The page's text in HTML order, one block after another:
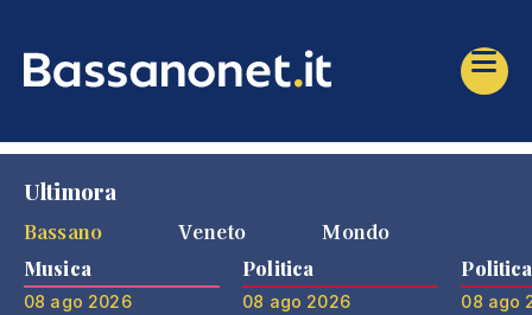
Ultimora
Bassano
Veneto Mondo
Musica
08 ago 2026
Politica
08 ago 2026
Politica
08 ago